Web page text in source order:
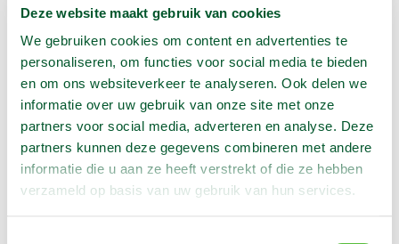
Deze website maakt gebruik van cookies
We gebruiken cookies om content en advertenties te
personaliseren, om functies voor social media te bieden
en om ons websiteverkeer te analyseren. Ook delen we
informatie over uw gebruik van onze site met onze
partners voor social media, adverteren en analyse. Deze
partners kunnen deze gegevens combineren met andere
informatie die u aan ze heeft verstrekt of die ze hebben
verzameld op basis van uw gebruik van hun services.
Geen klantenkaart wél korting
Weekend = 1 huurdag
Bezorg-ophaal service
Avond van te voren halen; geen probleem
Specialistische machines